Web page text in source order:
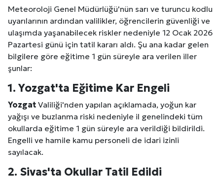
Meteoroloji Genel Müdürlüğü'nün sarı ve turuncu kodlu
uyarılarının ardından valilikler, öğrencilerin güvenliği ve
ulaşımda yaşanabilecek riskler nedeniyle 12 Ocak 2026
Pazartesi günü için tatil kararı aldı. Şu ana kadar gelen
bilgilere göre eğitime 1 gün süreyle ara verilen iller
şunlar:
1. Yozgat'ta Eğitime Kar Engeli
Yozgat Valiliği'nden yapılan açıklamada, yoğun kar
yağışı ve buzlanma riski nedeniyle il genelindeki tüm
okullarda eğitime 1 gün süreyle ara verildiği bildirildi.
Engelli ve hamile kamu personeli de idari izinli
sayılacak.
2. Sivas'ta Okullar Tatil Edildi